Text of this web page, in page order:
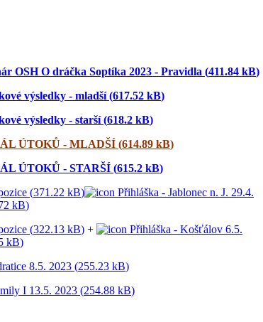
OSH O dráčka Soptíka 2023 - Pravidla (411.84 kB)
výsledky - mladší (617.52 kB)
výsledky - starší (618.2 kB)
ÚTOKŮ - MLADŠÍ (614.89 kB)
ÚTOKŮ - STARŠÍ (615.2 kB)
(371.22 kB)
Přihláška - Jablonec n. J. 29.4.
kB)
(322.13 kB) +
Přihláška - Košťálov 6.5.
kB)
8.5. 2023 (255.23 kB)
I 13.5. 2023 (254.88 kB)